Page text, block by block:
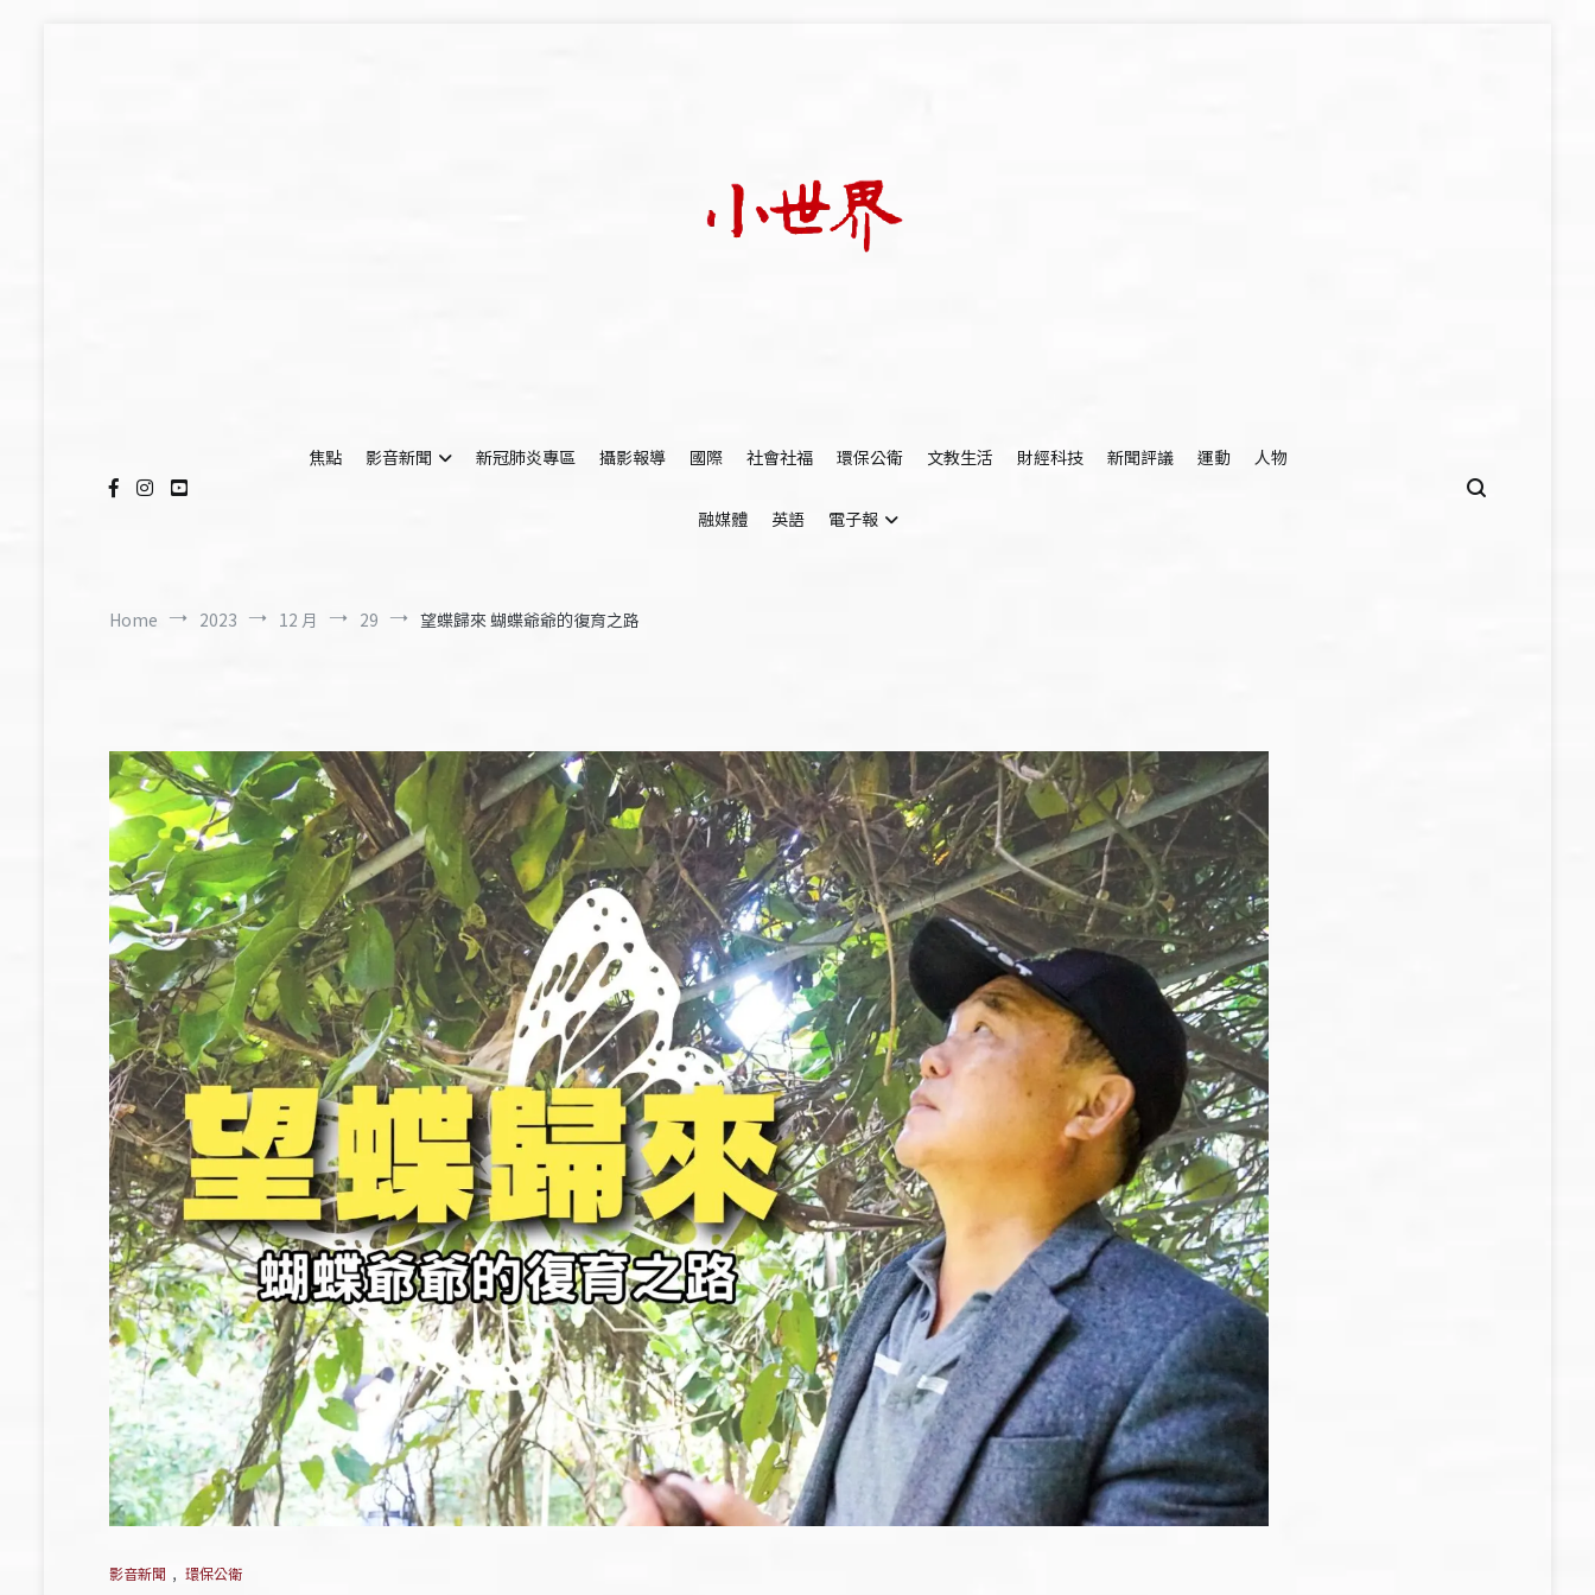
焦點
影音新聞 新冠肺炎專區 攝影報導 國際 社會社福 環保公衛 文教生活 財經科技 新聞評議 運動 人物
融媒體 英語 電子報
Home 2023 12 月 29 望蝶歸來 蝴蝶爺爺的復育之路
影音新聞 , 環保公衛